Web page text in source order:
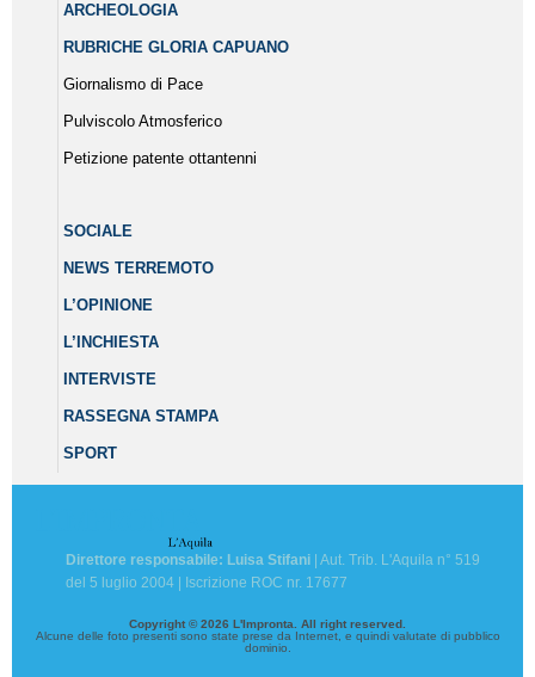
ARCHEOLOGIA
RUBRICHE GLORIA CAPUANO
Giornalismo di Pace
Pulviscolo Atmosferico
Petizione patente ottantenni
SOCIALE
NEWS TERREMOTO
L’OPINIONE
L’INCHIESTA
INTERVISTE
RASSEGNA STAMPA
SPORT
Direttore responsabile: Luisa Stifani | Aut. Trib. L'Aquila n° 519
del 5 luglio 2004 | Iscrizione ROC nr. 17677
Copyright © 2026 L'Impronta. All right reserved.
Alcune delle foto presenti sono state prese da Internet, e quindi valutate di pubblico
dominio.